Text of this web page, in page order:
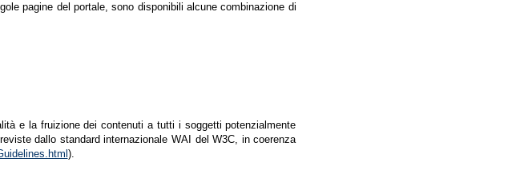
pagine del portale, sono disponibili alcune combinazione di
e la fruizione dei contenuti a tutti i soggetti potenzialmente
dallo standard internazionale WAI del W3C, in coerenza
).